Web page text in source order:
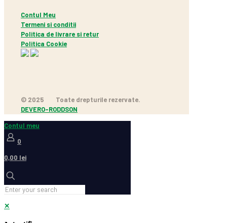
Contul Meu
Termeni si conditii
Politica de livrare si retur
Politica Cookie
© 2025
Toate drepturile rezervate.
DEVERO-RODDSON
Contul meu
0
0,00 lei
✕